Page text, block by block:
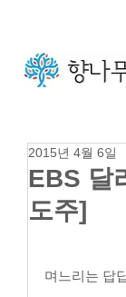
EBS 달
도주]
2015년 4월 6일
며느리는 답